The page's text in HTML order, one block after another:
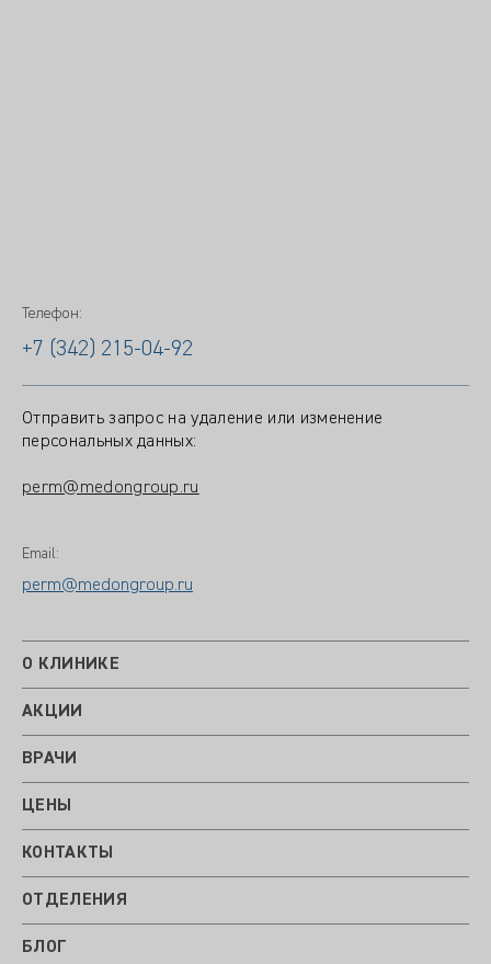
Телефон:
+7 (342) 215-04-92
Отправить запрос на удаление или изменение
персональных данных:
perm@medongroup.ru
Email:
perm@medongroup.ru
О КЛИНИКЕ
АКЦИИ
ВРАЧИ
ЦЕНЫ
КОНТАКТЫ
ОТДЕЛЕНИЯ
БЛОГ